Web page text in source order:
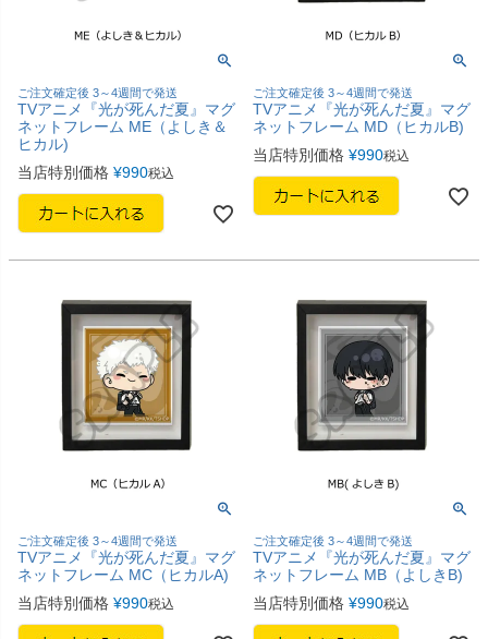
ご注文確定後 3～4週間で発送
TVアニメ『光が死んだ夏』マグ
ネットフレーム ME（よしき＆
ヒカル)
当店特別価格 ¥990税込
ご注文確定後 3～4週間で発送
TVアニメ『光が死んだ夏』マグ
ネットフレーム MD（ヒカルB)
当店特別価格 ¥990税込
ご注文確定後 3～4週間で発送
TVアニメ『光が死んだ夏』マグ
ネットフレーム MC（ヒカルA)
当店特別価格 ¥990税込
ご注文確定後 3～4週間で発送
TVアニメ『光が死んだ夏』マグ
ネットフレーム MB（よしきB)
当店特別価格 ¥990税込